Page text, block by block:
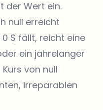
der Wert ein.
null erreicht
$ fällt, reicht eine
ein jahrelanger
von null
irreparablen